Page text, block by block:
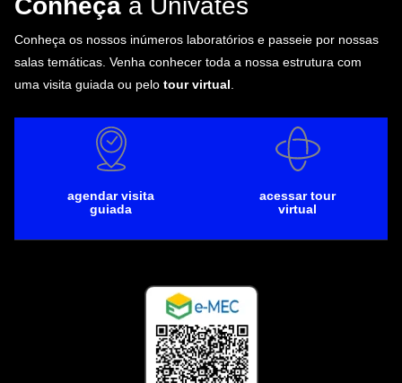
Conheça a Univates
Conheça os nossos inúmeros laboratórios e passeie por nossas
salas temáticas. Venha conhecer toda a nossa estrutura com
uma visita guiada ou pelo tour virtual.
agendar visita
guiada
acessar tour
virtual